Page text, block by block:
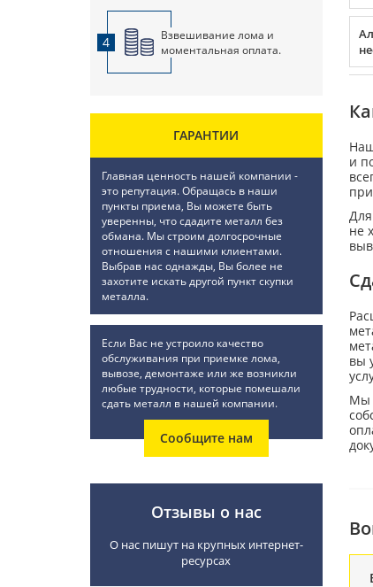
и
не
вы
Мы
4
Взвешивание лома и
моментальная оплата.
ГАРАНТИИ
Главная ценность нашей компании -
это репутация. Обращась в наши
пункты приема, Вы можете быть
уверенны, что сдадите металл без
обмана. Мы строим долгосрочные
отношения с нашими клиентами.
Выбрав нас однажды, Вы более не
захотите искать другой пункт скупки
металла.
Если Вас не устроило качество
обслуживания при приемке лома,
вывозе, демонтаже или же возникли
любые трудности, которые помешали
сдать металл в нашей компании.
Сообщите нам
Отзывы о нас
О нас пишут на крупных интернет-
ресурсах